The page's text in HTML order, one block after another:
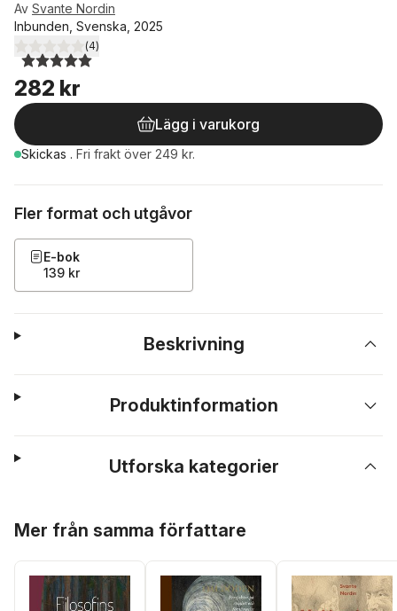
Av Svante Nordin
Inbunden, Svenska, 2025
5,0utav 5 stjärnor. Totalt antal röster:
(4)
282 kr
Lägg i varukorg
Skickas . Fri frakt över 249 kr.
Fler format och utgåvor
E-bok
139 kr
Beskrivning
Produktinformation
Utforska kategorier
Mer från samma författare